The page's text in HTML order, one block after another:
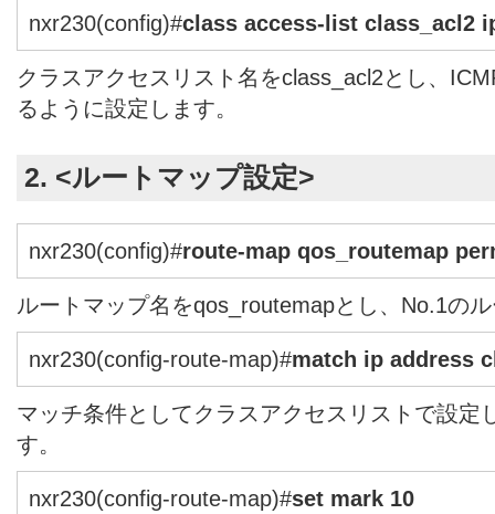
nxr230(config)#class access-list class_acl2
クラスアクセスリスト名をclass_acl2とし、
るように設定します。
2. <ルートマップ設定>
nxr230(config)#route-map qos_routemap
ルートマップ名をqos_routemapとし、No.1の
nxr230(config-route-map)#match ip address
マッチ条件としてクラスアクセスリストで設定
す。
nxr230(config-route-map)#set mark 10